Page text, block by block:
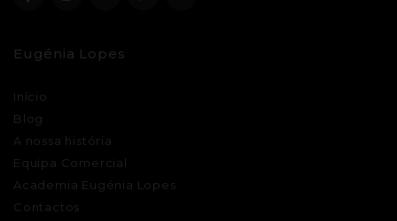
Eugénia Lopes
Início
Blog
A nossa história
Equipa Comercial
Academia Eugénia Lopes
Contactos